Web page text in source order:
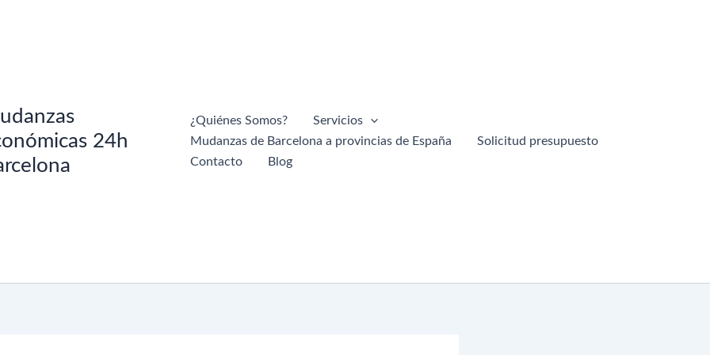
24h
¿Quiénes Somos?
Servicios
Mudanzas de Barcelona a provincias de España
Solicitud presupuesto
Contacto
Blog